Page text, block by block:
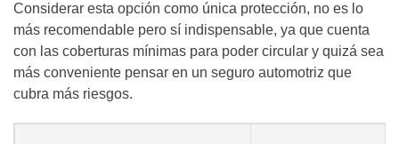
Considerar esta opción como única protección, no es lo
más recomendable pero sí indispensable, ya que cuenta
con las coberturas mínimas para poder circular y quizá sea
más conveniente pensar en un seguro automotriz que
cubra más riesgos.